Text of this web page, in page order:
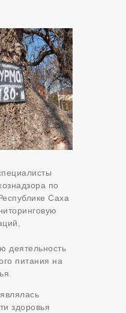
по
Саха
деятельность
питания на
здоровья